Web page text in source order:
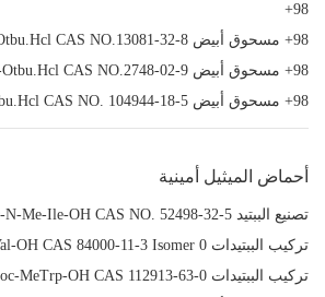
98+
98+ مسحوق أبيض D-Leu-Otbu.Hcl CAS NO.13081-32-8
98+ مسحوق أبيض L-Leu-Otbu.Hcl CAS NO.2748-02-9
98+ مسحوق أبيض D-Val-Otbu.Hcl CAS NO. 104944-18-5
أحماض الميثيل أمينية
تصنيع الببتيد Boc-N-Me-Ile-OH CAS NO. 52498-32-5
تركيب الببتيدات Fmoc-N-Me-Val-OH CAS 84000-11-3 Isomer 0
تركيب الببتيدات Fmoc-MeTrp-OH CAS 112913-63-0 نقاء 98+